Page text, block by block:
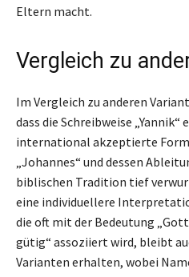
Eltern macht.
Vergleich zu
Im Vergleich zu anderen
dass die Schreibweise „Yannik“
international akzeptierte
„Johannes“ und dessen
biblischen Tradition tief
eine individuellere
die oft mit der Bedeutung
gütig“ assoziiert wird, bleibt
Varianten erhalten, wobei